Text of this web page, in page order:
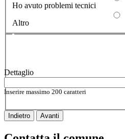
Ho avuto problemi tecnici
Altro
Dettaglio
Inserire massimo 200 caratteri
Indietro Avanti